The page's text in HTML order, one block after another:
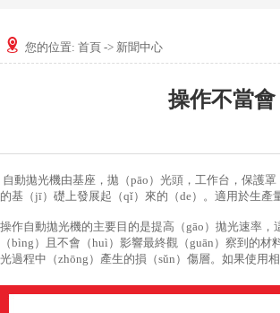
您的位置: 首頁 -> 新聞中心
操作不當
自動拋光機由基座，拋（pāo）光頭，工作台，保護
的基（jī）礎上發展起（qǐ）來的（de）。適用於生
操作自動拋光機的主要目的是提高（gāo）拋光速率
（bìng）且不會（huì）影響最終觀（guān）察到的
光過程中（zhōng）產生的損（sǔn）傷層。如果使用